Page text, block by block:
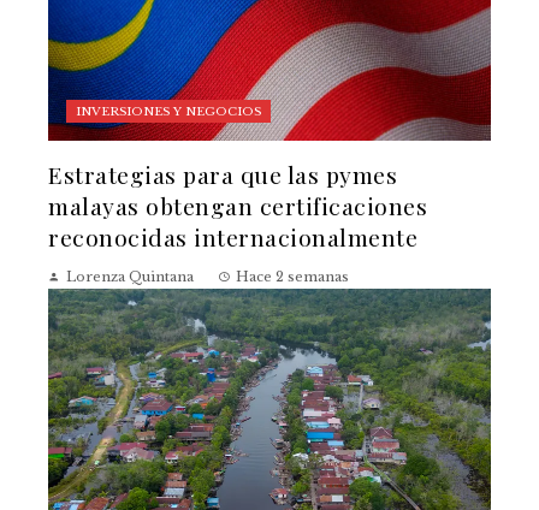
INVERSIONES Y NEGOCIOS
Estrategias para que las pymes
malayas obtengan certificaciones
reconocidas internacionalmente
Lorenza Quintana Hace 2 semanas